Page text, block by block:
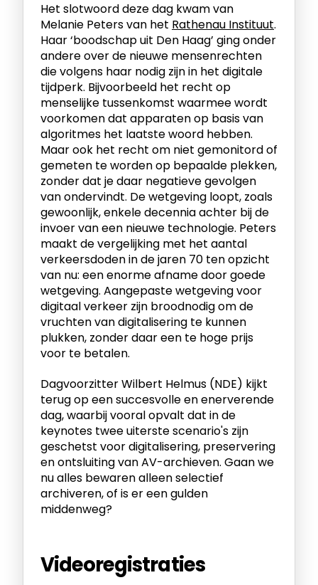
Het slotwoord deze dag kwam van
Melanie Peters van het Rathenau Instituut.
Haar ‘boodschap uit Den Haag’ ging onder
andere over de nieuwe mensenrechten
die volgens haar nodig zijn in het digitale
tijdperk. Bijvoorbeeld het recht op
menselijke tussenkomst waarmee wordt
voorkomen dat apparaten op basis van
algoritmes het laatste woord hebben.
Maar ook het recht om niet gemonitord of
gemeten te worden op bepaalde plekken,
zonder dat je daar negatieve gevolgen
van ondervindt. De wetgeving loopt, zoals
gewoonlijk, enkele decennia achter bij de
invoer van een nieuwe technologie. Peters
maakt de vergelijking met het aantal
verkeersdoden in de jaren 70 ten opzicht
van nu: een enorme afname door goede
wetgeving. Aangepaste wetgeving voor
digitaal verkeer zijn broodnodig om de
vruchten van digitalisering te kunnen
plukken, zonder daar een te hoge prijs
voor te betalen.
Dagvoorzitter Wilbert Helmus (NDE) kijkt
terug op een succesvolle en enerverende
dag, waarbij vooral opvalt dat in de
keynotes twee uiterste scenario's zijn
geschetst voor digitalisering, preservering
en ontsluiting van AV-archieven. Gaan we
nu alles bewaren alleen selectief
archiveren, of is er een gulden
middenweg?
Videoregistraties